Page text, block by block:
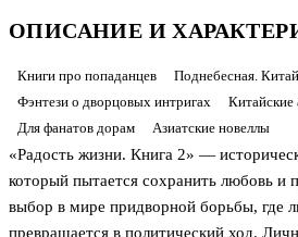
ОПИСАНИЕ И
Книги про попаданцев Поднебесная. Китай
Фэнтези о дворцовых интригах
Китайские
Для фанатов дорам
Азиатские новеллы
«Радость жизни. Книга 2» —
который пытается сохранить любовь и
выбор в мире придворной борьбы, где
превращается в политический ход.